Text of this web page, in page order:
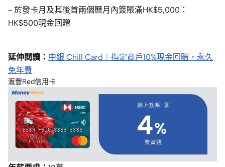
- 於發卡月及其後首兩個曆月內簽賬滿HK$5,000：
HK$500現金回贈
延伸閱讀： 中銀 Chill Card｜指定商戶10%現金回贈，永久
免年費
滙豐Red信用卡